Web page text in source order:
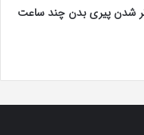
شدن پیری بدن چند ساعت